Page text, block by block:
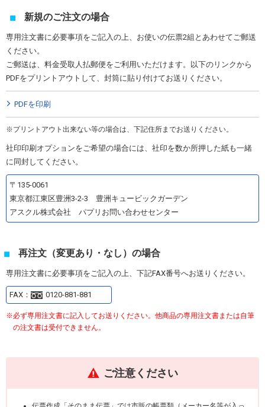
新規のご注文の場合
専用注文書に必要事項をご記入の上、お使いの伝票2組とあわせてご郵送
ください。
ご郵送は、料金受取人払郵便をご利用いただけます。以下のリンクから
PDFをプリントアウトして、封筒に貼り付けてお送りください。
PDFを印刷
プリントアウト出来ない等の場合は、下記住所までお送りください。
社印印刷オプションをご希望の場合には、社印を数か所押した紙も一緒
に同封してください。
〒135-0061
東京都江東区豊洲3-2-3 豊洲キュービックガーデン
アスクル株式会社 パプリお問い合わせセンター
再注文（変更あり・なし）の場合
専用注文書に必要事項をご記入の上、下記FAX番号へお送りください。
FAX： 0120-881-881
必ず専用注文書に記入してお送りください。他商品の専用注文書または自筆
の注文書は受付できません。
ご注意ください